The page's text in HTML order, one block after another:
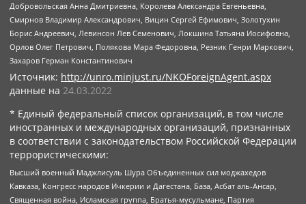
Добровольская Анна Дмитриевна, Королева Александра Евгеньевна,
Смирнов Владимир Александрович, Вицин Сергей Ефимович, Золотухин
Борис Андреевич, Левинсон Лев Семенович, Локшина Татьяна Иосифовна,
Орлов Олег Петрович, Полякова Мара Федоровна, Резник Генри Маркович,
Захаров Герман Константинович
Источник: http://unro.minjust.ru/NKOForeignAgent.aspx
данные на 24.03.2022
* Единый федеральный список организаций, в том числе
иностранных и международных организаций, признанных
в соответствии с законодательством Российской Федерации
террористическими:
Высший военный Маджлисуль Шура Объединенных сил моджахедов
Кавказа, Конгресс народов Ичкерии и Дагестана, База, Асбат аль-Ансар,
Священная война, Исламская группа, Братья-мусульмане, Партия